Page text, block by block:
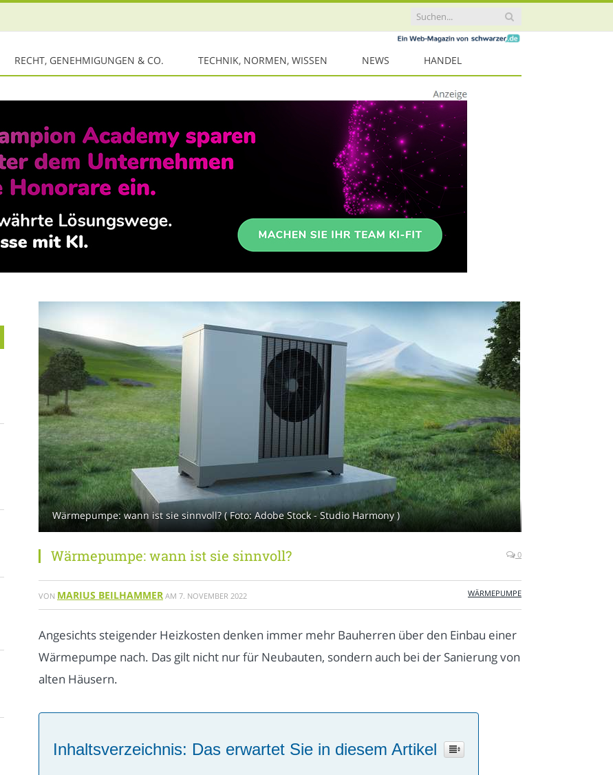
RECHT, GENEHMIGUNGEN & CO. TECHNIK, NORMEN, WISSEN NEWS HANDEL
Wärmepumpe: wann ist sie sinnvoll? ( Foto: Adobe Stock - Studio Harmony )
Wärmepumpe: wann ist sie sinnvoll? 0
VON MARIUS BEILHAMMER AM 7. NOVEMBER 2022 WÄRMEPUMPE
Angesichts steigender Heizkosten denken immer mehr Bauherren über den Einbau einer
Wärmepumpe nach. Das gilt nicht nur für Neubauten, sondern auch bei der Sanierung von
alten Häusern.
Inhaltsverzeichnis: Das erwartet Sie in diesem Artikel